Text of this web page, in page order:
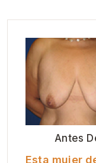
Antes
Esta mujer